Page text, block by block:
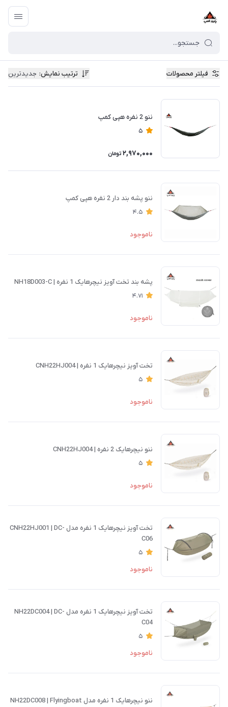
فیلتر محصولات ترتیب نمایش: جدیدترین
ننو 2 نفره هپی کمپ
5
2,970,000 تومان
ننو پشه بند دار 2 نفره هپی کمپ
4.5
ناموجود
پشه بند تخت آویز نیچرهایک 1 نفره | NH18D003-C
4.71
ناموجود
تخت آویز نیچرهایک 1 نفره | CNH22HJ004
5
ناموجود
ننو نیچرهایک 2 نفره | CNH22HJ004
5
ناموجود
تخت آویز نیچرهایک 1 نفره مدل CNH22HJ001 | DC-
C06
5
ناموجود
تخت آویز نیچرهایک 1 نفره مدل NH22DC004 | DC-
C04
5
ناموجود
ننو نیچرهایک 1 نفره مدل NH22DC008 | Flyingboat